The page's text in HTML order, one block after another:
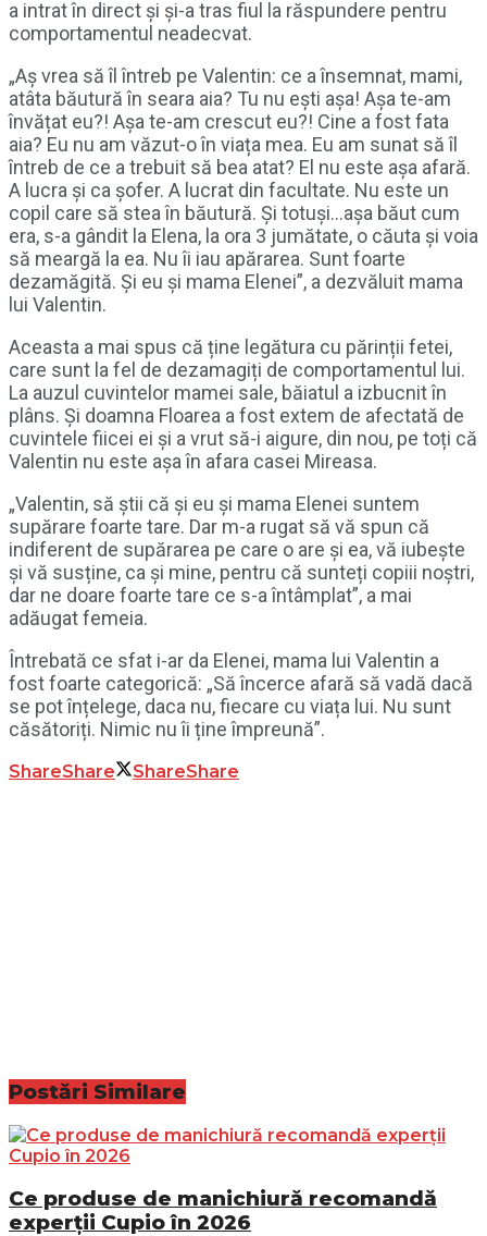
a intrat în direct și și-a tras fiul la răspundere pentru
comportamentul neadecvat.
„Aș vrea să îl întreb pe Valentin: ce a însemnat, mami,
atâta băutură în seara aia? Tu nu ești așa! Așa te-am
învățat eu?! Așa te-am crescut eu?! Cine a fost fata
aia? Eu nu am văzut-o în viața mea. Eu am sunat să îl
întreb de ce a trebuit să bea atat? El nu este așa afară.
A lucra și ca șofer. A lucrat din facultate. Nu este un
copil care să stea în băutură. Și totuși…așa băut cum
era, s-a gândit la Elena, la ora 3 jumătate, o căuta și voia
să meargă la ea. Nu îi iau apărarea. Sunt foarte
dezamăgită. Și eu și mama Elenei”, a dezvăluit mama
lui Valentin.
Aceasta a mai spus că ține legătura cu părinții fetei,
care sunt la fel de dezamagiți de comportamentul lui.
La auzul cuvintelor mamei sale, băiatul a izbucnit în
plâns. Și doamna Floarea a fost extem de afectată de
cuvintele fiicei ei și a vrut să-i aigure, din nou, pe toți că
Valentin nu este așa în afara casei Mireasa.
„Valentin, să știi că și eu și mama Elenei suntem
supărare foarte tare. Dar m-a rugat să vă spun că
indiferent de supărarea pe care o are și ea, vă iubește
și vă susține, ca și mine, pentru că sunteți copiii noștri,
dar ne doare foarte tare ce s-a întâmplat”, a mai
adăugat femeia.
Întrebată ce sfat i-ar da Elenei, mama lui Valentin a
fost foarte categorică: „Să încerce afară să vadă dacă
se pot înțelege, daca nu, fiecare cu viața lui. Nu sunt
căsătoriți. Nimic nu îi ține împreună”.
ShareShare ShareShare
Postări Similare
Ce produse de manichiură recomandă
experții Cupio în 2026